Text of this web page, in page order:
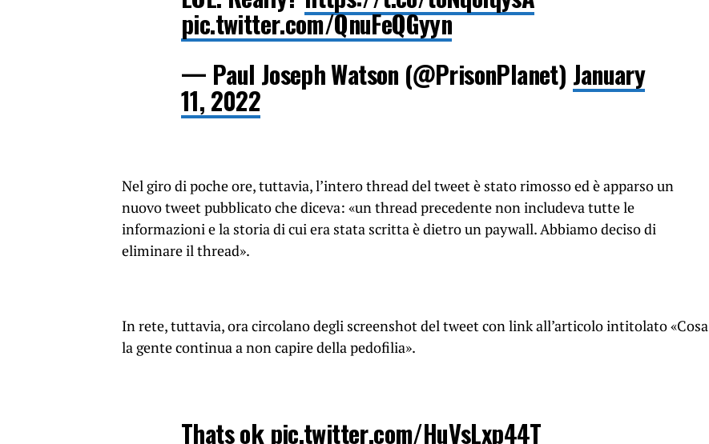
pic.twitter.com/QnuFeQGyyn
— Paul Joseph Watson (@PrisonPlanet) January
11, 2022
Nel giro di poche ore, tuttavia, l’intero thread del tweet è stato rimosso ed è apparso un
nuovo tweet pubblicato che diceva: «un thread precedente non includeva tutte le
informazioni e la storia di cui era stata scritta è dietro un paywall. Abbiamo deciso di
eliminare il thread».
In rete, tuttavia, ora circolano degli screenshot del tweet con link all’articolo intitolato «Cosa
la gente continua a non capire della pedofilia».
Thats ok pic.twitter.com/HuVsLxp44T